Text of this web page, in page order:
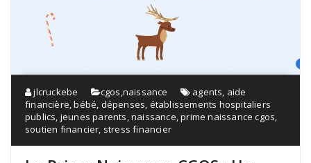
jlcruckebe cgos naissance agents aide
financière ,bébé dépenses établissements hospitaliers
publics jeunes parents ,naissance ,prime naissance cgos
soutien financier stress financier